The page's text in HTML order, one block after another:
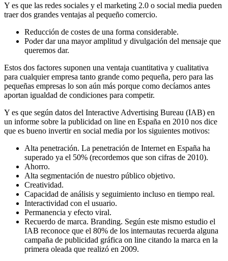
Y es que las redes sociales y el marketing 2.0 o social media pueden
traer dos grandes ventajas al pequeño comercio.
Reducción de costes de una forma considerable.
Poder dar una mayor amplitud y divulgación del mensaje que
queremos dar.
Estos dos factores suponen una ventaja cuantitativa y cualitativa
para cualquier empresa tanto grande como pequeña, pero para las
pequeñas empresas lo son aún más porque como decíamos antes
aportan igualdad de condiciones para competir.
Y es que según datos del Interactive Advertising Bureau (IAB) en
un informe sobre la publicidad on line en España en 2010 nos dice
que es bueno invertir en social media por los siguientes motivos:
Alta penetración. La penetración de Internet en España ha
superado ya el 50% (recordemos que son cifras de 2010).
Ahorro.
Alta segmentación de nuestro público objetivo.
Creatividad.
Capacidad de análisis y seguimiento incluso en tiempo real.
Interactividad con el usuario.
Permanencia y efecto viral.
Recuerdo de marca. Branding. Según este mismo estudio el
IAB reconoce que el 80% de los internautas recuerda alguna
campaña de publicidad gráfica on line citando la marca en la
primera oleada que realizó en 2009.